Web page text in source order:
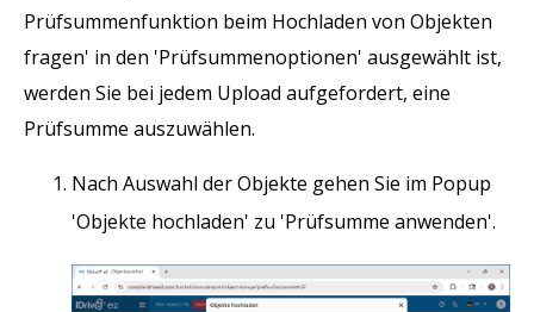
Prüfsummenfunktion beim Hochladen von Objekten
fragen' in den 'Prüfsummenoptionen' ausgewählt ist,
werden Sie bei jedem Upload aufgefordert, eine
Prüfsumme auszuwählen.
Nach Auswahl der Objekte gehen Sie im Popup
'Objekte hochladen' zu 'Prüfsumme anwenden'.